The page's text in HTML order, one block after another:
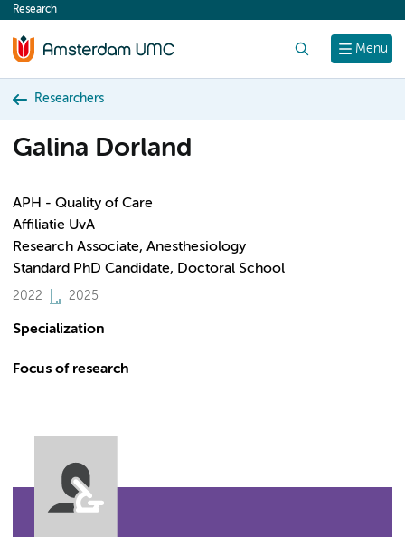
content
Menu
Research
Researchers
Galina Dorland
APH - Quality of Care
Affiliatie UvA
Research Associate, Anesthesiology
Standard PhD Candidate, Doctoral School
2022 2025
Specialization
Focus of research